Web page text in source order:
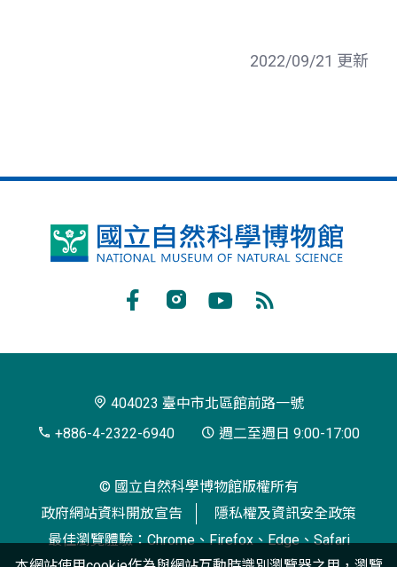
2022/09/21 更新
國
博
閱
404023 臺中市北區館前路一號
+886-4-2322-6940
週二至週日 9:00-17:00
© 國立自然科學博物館版權所有
政府網站資料開放宣告
隱私權及資訊安全政策
最佳瀏覽體驗：Chrome、Firefox、Edge、Safari